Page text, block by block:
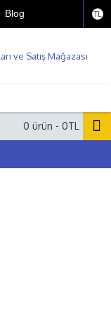
Blog TL
0 ürün - 0TL